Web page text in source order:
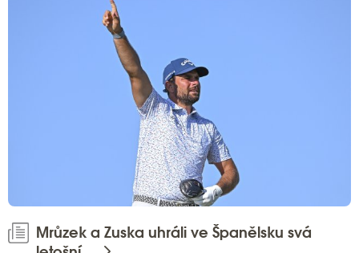
Mrůzek a Zuska uhráli ve Španělsku svá